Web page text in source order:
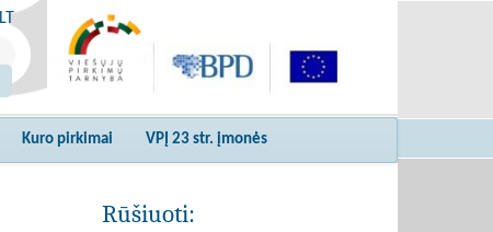
LT
Kuro pirkimai VPĮ 23 str. įmonės
Rūšiuoti: